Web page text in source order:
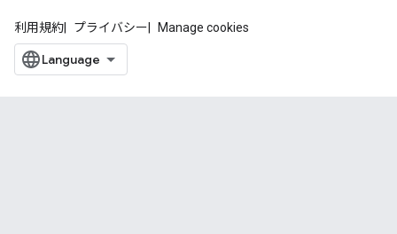
利用規約 プライバシー Manage cookies